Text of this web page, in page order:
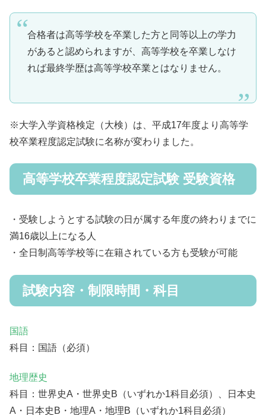
合格者は高等学校を卒業した方と同等以上の学力
があると認められますが、高等学校を卒業しなけ
れば最終学歴は高等学校卒業とはなりません。
※大学入学資格検定（大検）は、平成17年度より高等学
校卒業程度認定試験に名称が変わりました。
高等学校卒業程度認定試験 受験資格
・受験しようとする試験の日が属する年度の終わりまでに
満16歳以上になる人
・全日制高等学校等に在籍されている方も受験が可能
試験内容・制限時間・科目
国語
科目：国語（必須）
地理歴史
科目：世界史A・世界史B（いずれか1科目必須）、日本史
A・日本史B・地理A・地理B（いずれか1科目必須）